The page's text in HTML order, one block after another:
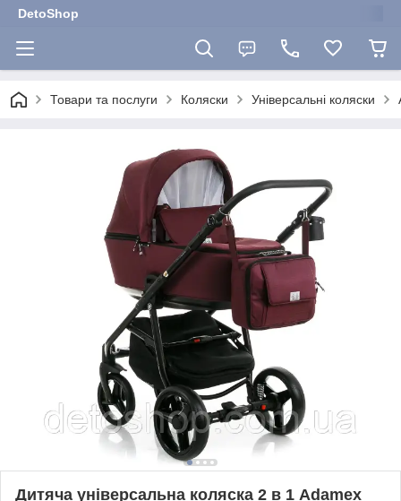
DetoShop
Товари та послуги Коляски Універсальні коляски
Дитяча універсальна коляска 2 в 1 Adamex